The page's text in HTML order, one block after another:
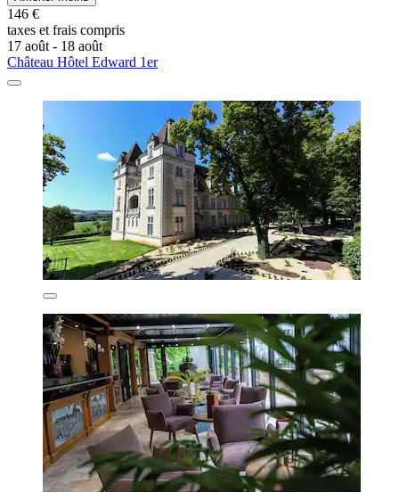
146 €
taxes et frais compris
17 août - 18 août
Château Hôtel Edward 1er